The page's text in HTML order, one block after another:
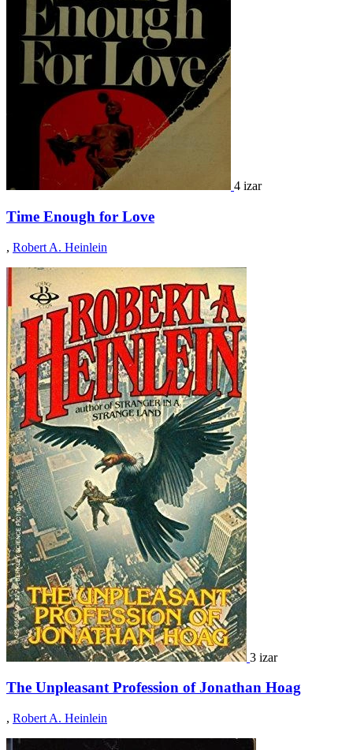
4 izar
Time Enough for Love
, Robert A. Heinlein
3 izar
The Unpleasant Profession of Jonathan Hoag
, Robert A. Heinlein